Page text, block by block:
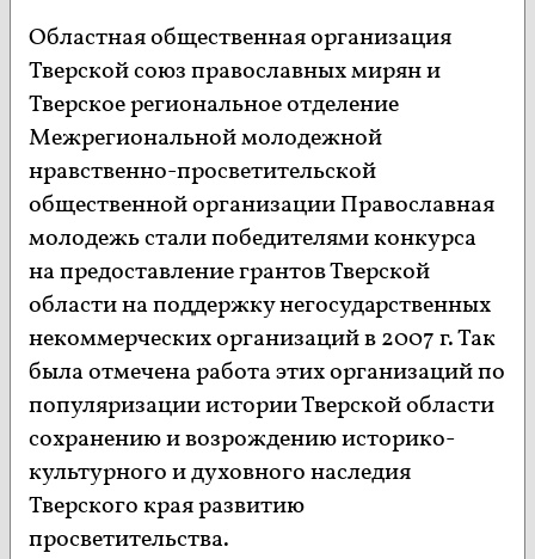
Областная общественная организация
Тверской союз православных мирян и
Тверское региональное отделение
Межрегиональной молодежной
нравственно-просветительской
общественной организации Православная
молодежь стали победителями конкурса
на предоставление грантов Тверской
области на поддержку негосударственных
некоммерческих организаций в 2007 г. Так
была отмечена работа этих организаций по
популяризации истории Тверской области
сохранению и возрождению историко-
культурного и духовного наследия
Тверского края развитию
просветительства.